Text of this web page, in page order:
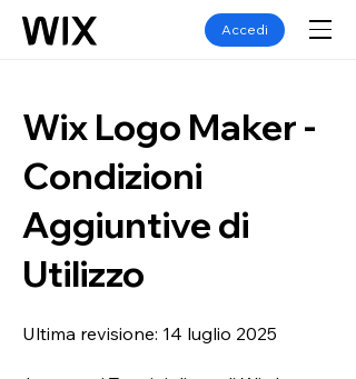
Accedi
Wix Logo Maker -
Condizioni
Aggiuntive di
Utilizzo
Ultima revisione: 14 luglio 2025